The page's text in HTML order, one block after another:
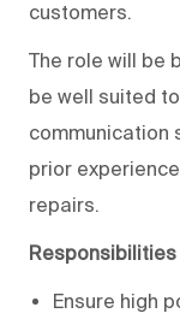
customers.
The role will be
be well suited
communication
prior
repairs.
Responsibilities
Ensure high